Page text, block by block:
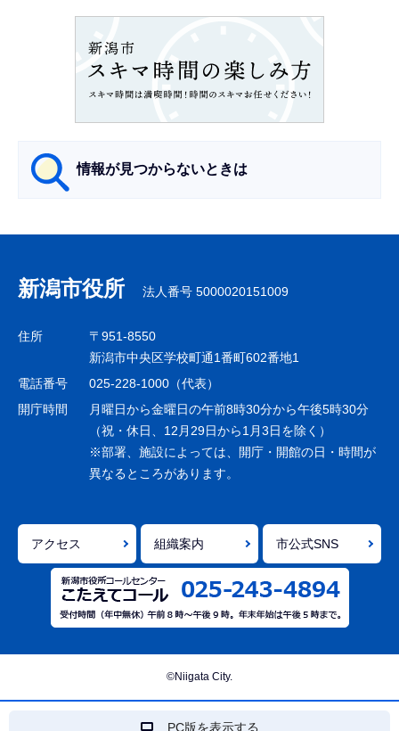
情報が見つからないときは
ナ
ゲ
シ
ョ
で
新潟市役所 法人番号 5000020151009
住所
〒951-8550
新潟市中央区学校町通1番町602番地1
電話番号
025-228-1000（代表）
開庁時間
月曜日から金曜日の午前8時30分から午後5時30分
（祝・休日、12月29日から1月3日を除く）
※部署、施設によっては、開庁・開館の日・時間が
異なるところがあります。
アクセス 組織案内 市公式SNS
©Niigata City.
PC版を表示する